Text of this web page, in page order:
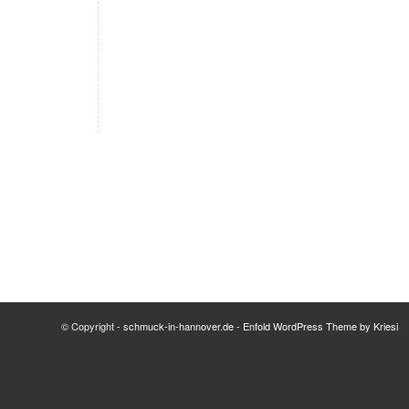
© Copyright - schmuck-in-hannover.de- Enfold WordPress Theme by Kriesi